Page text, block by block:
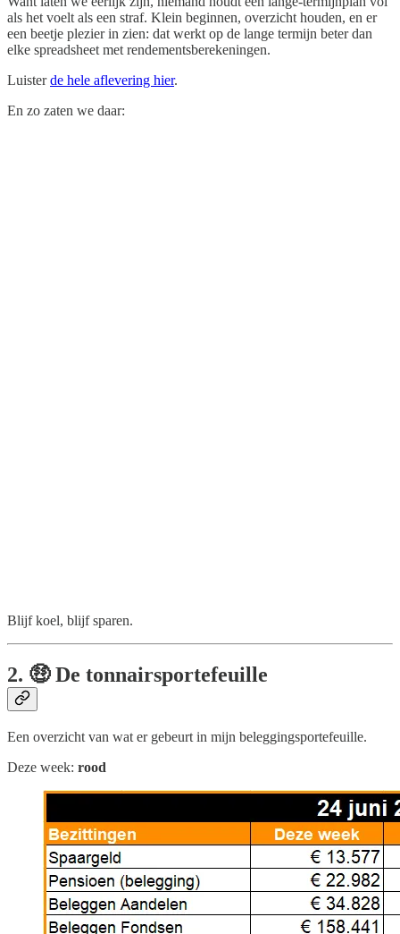
als het voelt als een straf. Klein beginnen, overzicht houden, en er
een beetje plezier in zien: dat werkt op de lange termijn beter dan
elke spreadsheet met rendementsberekeningen.
Luisterde hele aflevering hier.
En zo zaten we daar:
Blijf koel, blijf sparen.
2. 🤑 De tonnairsportefeuille
Een overzicht van wat er gebeurt in mijn beleggingsportefeuille.
Deze week: rood